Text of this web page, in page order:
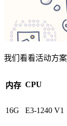
我们看看活动方案
内存 CPU
16G E3-1240 V1